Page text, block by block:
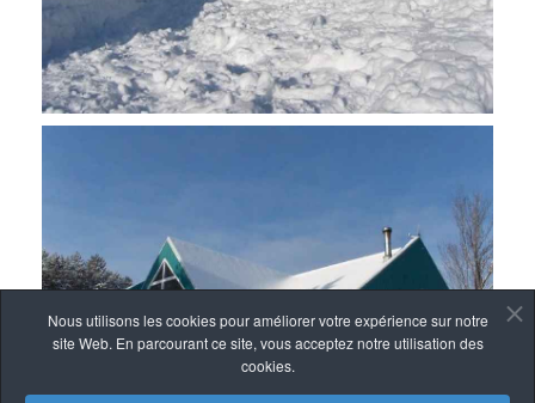
Nous utilisons les cookies pour améliorer votre expérience sur notre
site Web. En parcourant ce site, vous acceptez notre utilisation des
cookies.